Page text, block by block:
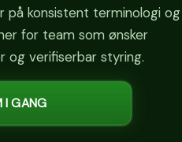
på konsistent terminologi og
for team som ønsker
og verifiserbar styring.
I GANG